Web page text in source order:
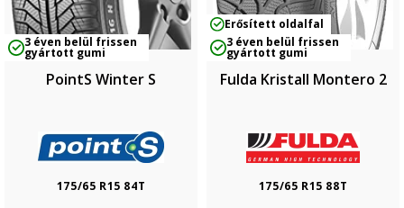
3 éven belül frissen
gyártott gumi
PointS Winter S
175/65 R15 84T
Erősített oldalfal
3 éven belül frissen
gyártott gumi
Fulda Kristall Montero 2
175/65 R15 88T